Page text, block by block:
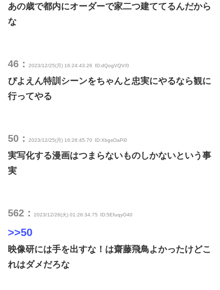
あの歳で都内にオーダーで家二つ建ててるんだから
な
46： 2023/12/25(月) 16:24:43.26 ID:dQogVQV/0
ぴよえん特訓シーンをちゃんと忠実にやるなら観に
行ってやる
50： 2023/12/25(月) 16:26:45.70 ID:XbgsOaPi0
実写化する漫画はつまらないものしかないという事
実
562： 2023/12/26(火) 01:26:34.75 ID:5EfuqyO40
>>50
映像研には手を出すな！は齋藤飛鳥よかったけどこ
れはダメだろな